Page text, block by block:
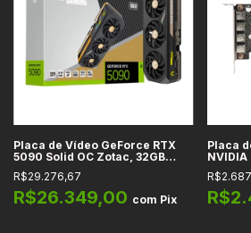
Placa de Vídeo GeForce RTX
5090 Solid OC Zotac, 32GB
GDDR7, 512-bit, DLSS 4, Reflex
2, Full Ray Tracing, IA, PCIe 5.0,
HDMI, DP - ZT-B50900J-10A
R$29.276,67
R$26.349,00 com Pix
Placa
PNY,
x16,